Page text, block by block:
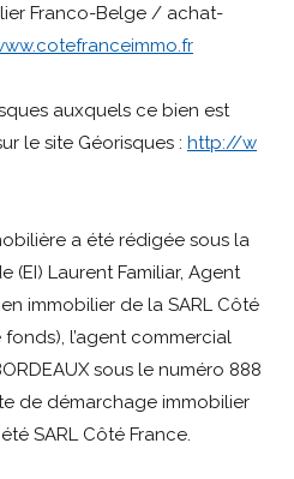
Franco-Belge / achat-
auxquels ce bien est
le site Géorisques : http://w
a été rédigée sous la
(EI) Laurent Familiar, Agent
immobilier de la SARL Côté
l’agent commercial
sous le numéro 888
de démarchage immobilier
SARL Côté France.